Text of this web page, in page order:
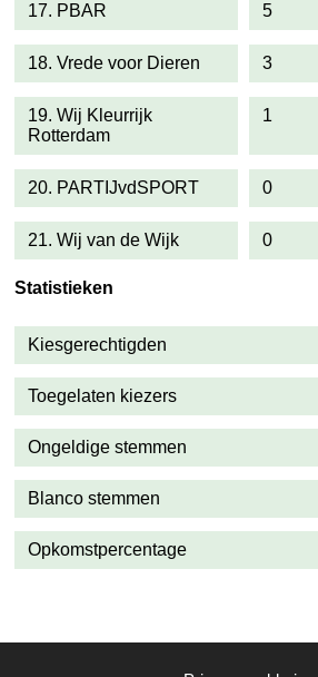
17. PBAR 5
18. Vrede voor Dieren 3
19. Wij Kleurrijk
Rotterdam
1
20. PARTIJvdSPORT 0
21. Wij van de Wijk 0
Statistieken
Kiesgerechtigden
Toegelaten kiezers
Ongeldige stemmen
Blanco stemmen
Opkomstpercentage